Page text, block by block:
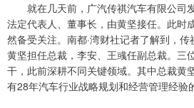
就在几天前，广汽传祺汽车有限公司
法定代表人、董事长，由黄坚接任。此时
然备受关注。南都·湾财社记者了解到，传
黄坚担任总裁，李安、王彧任副总裁。三
干，此前深耕不同关键领域。其中总裁黄
有28年汽车行业战略规划和经营管理经验的